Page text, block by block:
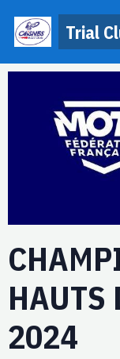
Trial
HAUTS
2024